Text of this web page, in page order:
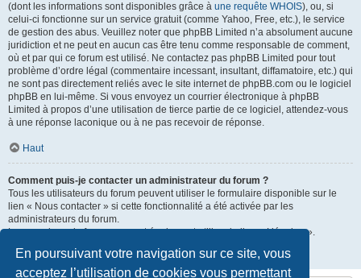
En poursuivant votre navigation sur ce site, vous
acceptez l’utilisation de cookies vous permettant
(dont les informations sont disponibles grâce à une requête WHOIS), ou, si
celui-ci fonctionne sur un service gratuit (comme Yahoo, Free, etc.), le service
de gestion des abus. Veuillez noter que phpBB Limited n’a absolument aucune
juridiction et ne peut en aucun cas être tenu comme responsable de comment,
où et par qui ce forum est utilisé. Ne contactez pas phpBB Limited pour tout
problème d’ordre légal (commentaire incessant, insultant, diffamatoire, etc.) qui
ne sont pas directement reliés avec le site internet de phpBB.com ou le logiciel
phpBB en lui-même. Si vous envoyez un courrier électronique à phpBB
Limited à propos d’une utilisation de tierce partie de ce logiciel, attendez-vous
à une réponse laconique ou à ne pas recevoir de réponse.
Haut
Comment puis-je contacter un administrateur du forum ?
Tous les utilisateurs du forum peuvent utiliser le formulaire disponible sur le
lien « Nous contacter » si cette fonctionnalité a été activée par les
administrateurs du forum.
Les membres du forum peuvent également utiliser le lien « L’équipe ».
Haut